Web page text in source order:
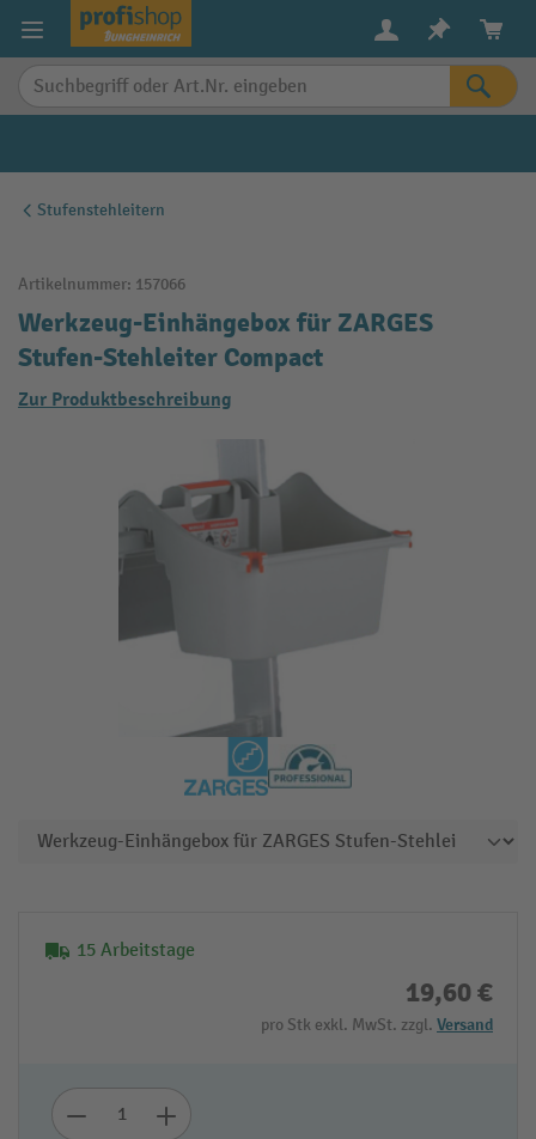
springen
Stufenstehleitern
Artikelnummer: 157066
Werkzeug-Einhängebox für ZARGES
Stufen-Stehleiter Compact
Zur Produktbeschreibung
15 Arbeitstage
19,60 €
pro Stk exkl. MwSt. zzgl. Versand